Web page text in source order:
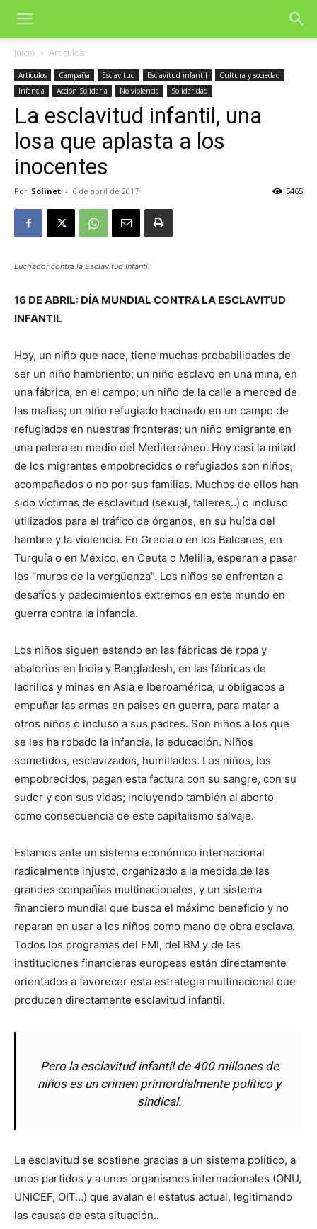
Inicio Artículos
Artículos Campaña Esclavitud Esclavitud infantil
Cultura y sociedad
Infancia
Acción Solidaria No violencia Solidaridad
La esclavitud infantil, una
losa que aplasta a los
inocentes
Por Solinet - 6 de abril de 2017 5465
Luchador contra la Esclavitud Infantil
16 DE ABRIL: DÍA MUNDIAL CONTRA LA ESCLAVITUD
INFANTIL
Hoy, un niño que nace, tiene muchas probabilidades de
ser un niño hambriento; un niño esclavo en una mina, en
una fábrica, en el campo; un niño de la calle a merced de
las mafias; un niño refugiado hacinado en un campo de
refugiados en nuestras fronteras; un niño emigrante en
una patera en medio del Mediterráneo. Hoy casi la mitad
de los migrantes empobrecidos o refugiados son niños,
acompañados o no por sus familias. Muchos de ellos han
sido víctimas de esclavitud (sexual, talleres..) o incluso
utilizados para el tráfico de órganos, en su huída del
hambre y la violencia. En Grecia o en los Balcanes, en
Turquía o en México, en Ceuta o Melilla, esperan a pasar
los “muros de la vergüenza”. Los niños se enfrentan a
desafíos y padecimientos extremos en este mundo en
guerra contra la infancia.
Los niños siguen estando en las fábricas de ropa y
abalorios en India y Bangladesh, en las fábricas de
ladrillos y minas en Asia e Iberoamérica, u obligados a
empuñar las armas en paises en guerra, para matar a
otros niños o incluso a sus padres. Son niños a los que
se les ha robado la infancia, la educación. Niños
sometidos, esclavizados, humillados. Los niños, los
empobrecidos, pagan esta factura con su sangre, con su
sudor y con sus vidas; incluyendo también al aborto
como consecuencia de este capitalismo salvaje.
Estamos ante un sistema económico internacional
radicalmente injusto, organizado a la medida de las
grandes compañías multinacionales, y un sistema
financiero mundial que busca el máximo beneficio y no
reparan en usar a los niños como mano de obra esclava.
Todos los programas del FMI, del BM y de las
instituciones financieras europeas están directamente
orientados a favorecer esta estrategia multinacional que
producen directamente esclavitud infantil.
Pero la esclavitud infantil de 400 millones de
niños es un crimen primordialmente político y
sindical.
La esclavitud se sostiene gracias a un sistema político, a
unos partidos y a unos organismos internacionales (ONU,
UNICEF, OIT…) que avalan el estatus actual, legitimando
las causas de esta situación..